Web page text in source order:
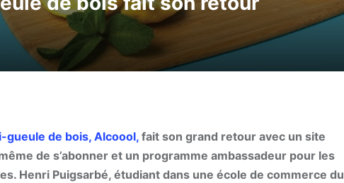
gueule de bois, Alcoool, fait son grand retour avec un site
de s’abonner et un programme ambassadeur pour les
Henri Puigsarbé, étudiant dans une école de commerce du